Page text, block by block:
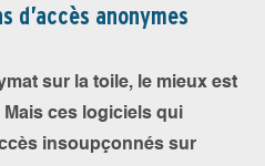
d’accès anonymes
sur la toile, le mieux est
Mais ces logiciels qui
insoupçonnés sur